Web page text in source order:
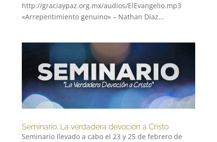
http://graciaypaz.org.mx/audios/ElEvangelio.mp3
«Arrepentimiento genuino» – Nathan Díaz...
Seminario: La verdadera devoción a Cristo
Seminario llevado a cabo el 23 y 25 de febrero de